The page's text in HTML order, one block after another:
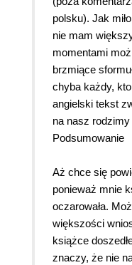
polsku). Jak
nie mam
momentami
brzmiące
chyba każdy, kto
angielski tekst
na nasz
Podsumowanie
Aż chce się
ponieważ mnie
oczarowała.
większości
książce
znaczy, że nie